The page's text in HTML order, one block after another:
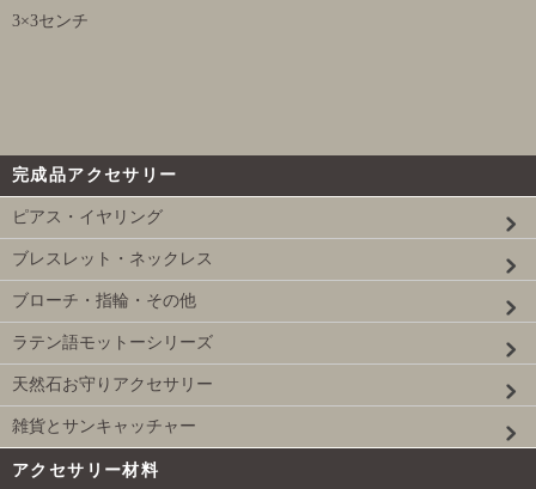
3×3センチ
完成品アクセサリー
ピアス・イヤリング
ブレスレット・ネックレス
ブローチ・指輪・その他
ラテン語モットーシリーズ
天然石お守りアクセサリー
雑貨とサンキャッチャー
アクセサリー材料